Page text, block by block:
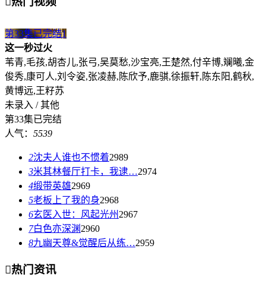
第33集已完结1
这一秒过火
苇青,毛孩,胡杏儿,张弓,吴莫愁,沙宝亮,王楚然,付辛博,斓曦,金
俊秀,康可人,刘令姿,张凌赫,陈欣予,鹿骐,徐振轩,陈东阳,鹤秋,
黄博远,王籽苏
未录入 / 其他
第33集已完结
人气： 5539
2沈夫人谁也不惯着2989
3米其林餐厅打卡，我逮…2974
4缎带英雄2969
5老板上了我的身2968
6玄医入世：风起光州 2967
7白色亦深渊2960
8九幽天尊&觉醒后从练…2959
热门资讯